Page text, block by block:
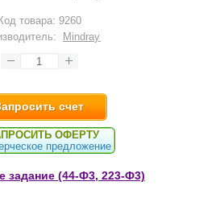
Код товара: 9260
Mindray
счет
ОФЕРТУ
предложение
задание (44-Ф3, 223-Ф3)